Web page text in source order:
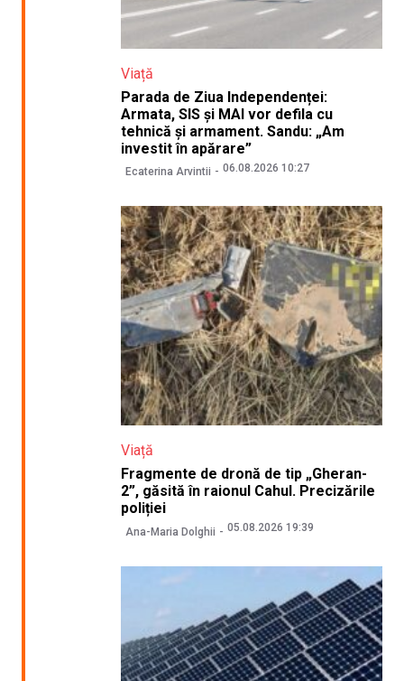
Viață
Parada de Ziua Independenței:
Armata, SIS și MAI vor defila cu
tehnică și armament. Sandu: „Am
investit în apărare”
Ecaterina Arvintii 06.08.2026 10:27
Viață
Fragmente de dronă de tip „Gheran-
2”, găsită în raionul Cahul. Precizările
poliției
Ana-Maria Dolghii 05.08.2026 19:39